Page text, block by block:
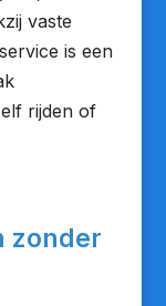
vaste
is een
rijden of
zonder